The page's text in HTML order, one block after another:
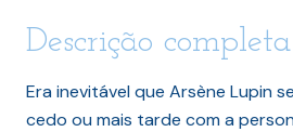
Descrição
Era inevitável que Arsène Lupin
cedo ou mais tarde com a